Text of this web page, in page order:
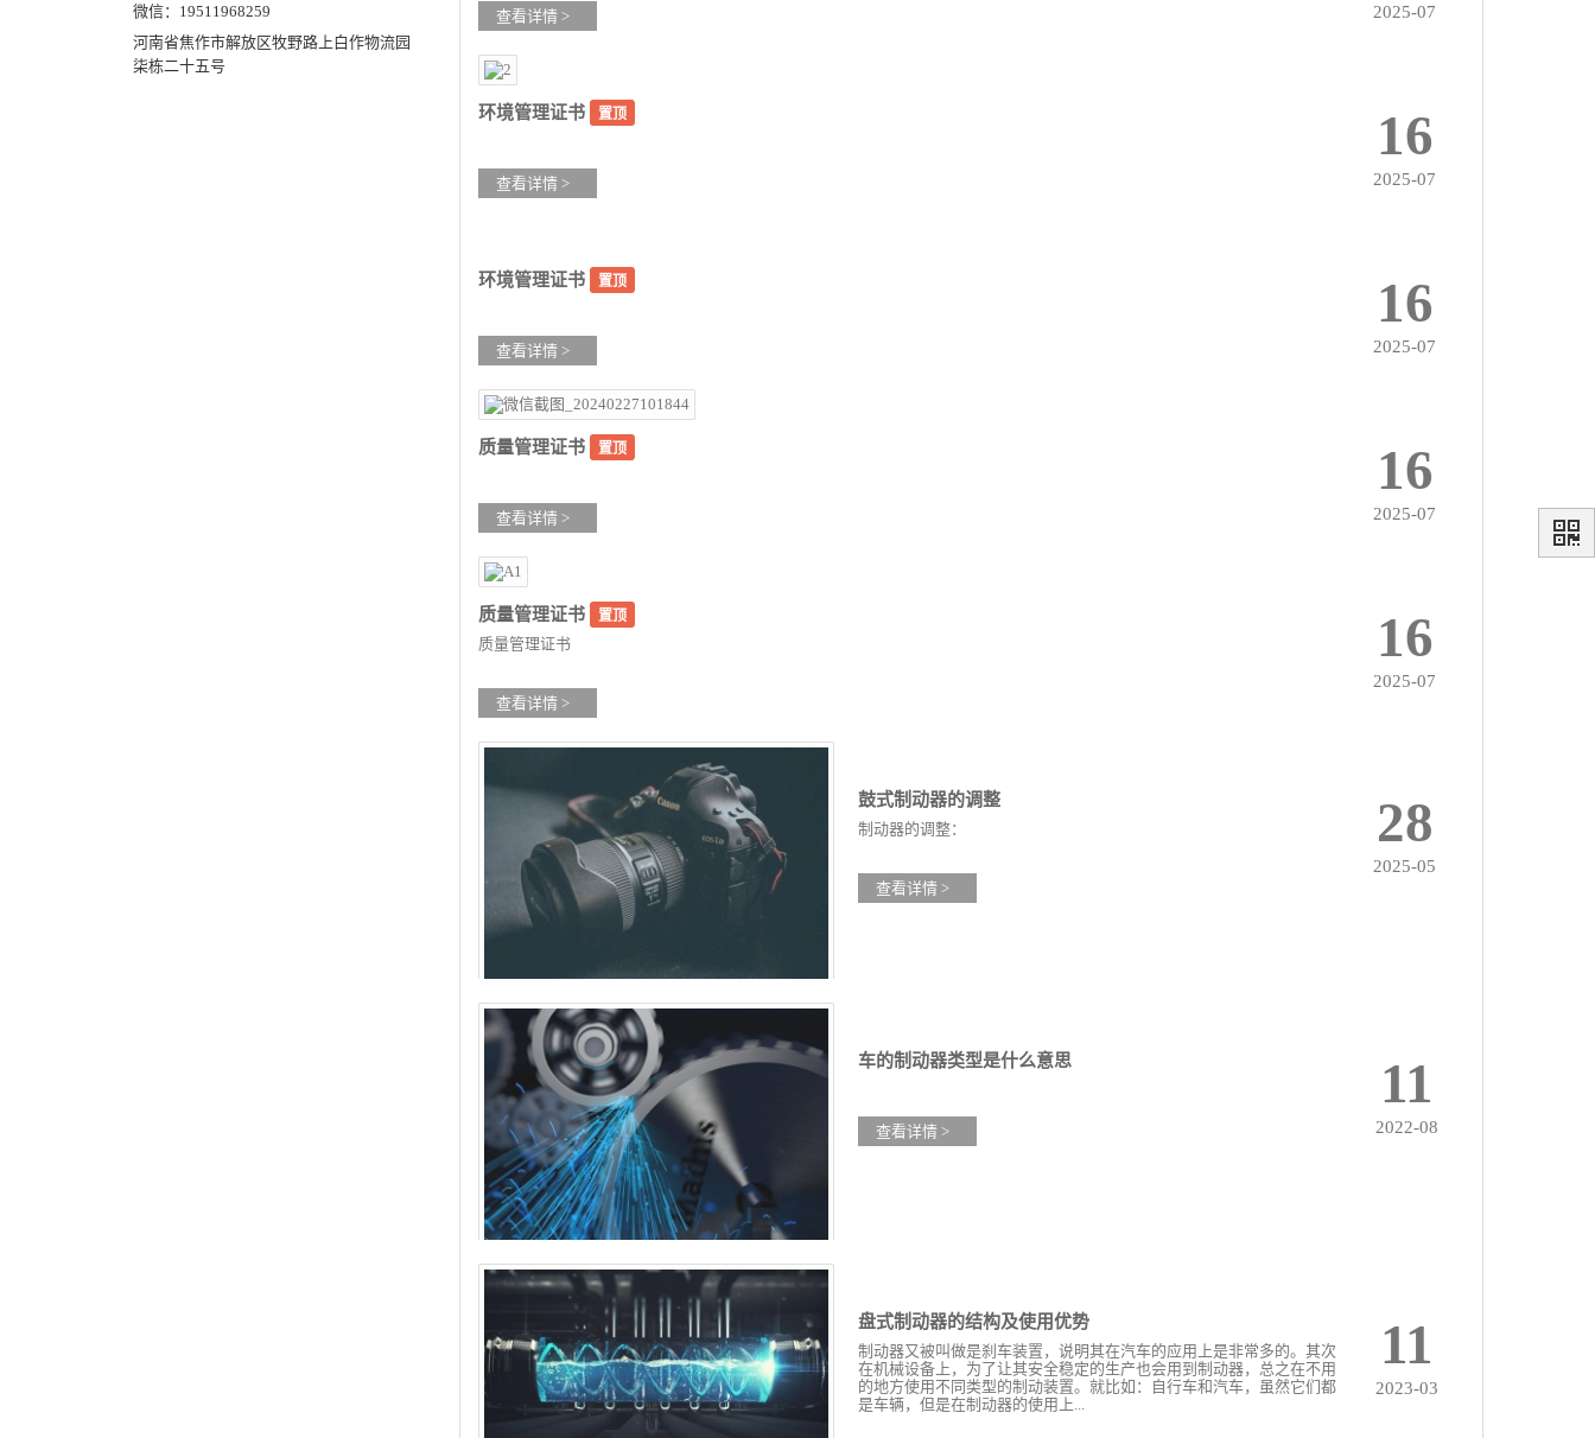
2025-07
查看详情 >
16
2025-07
环境管理证书 置顶
查看详情 >
16
2025-07
环境管理证书 置顶
查看详情 >
16
2025-07
质量管理证书 置顶
查看详情 >
16
2025-07
质量管理证书 置顶
质量管理证书
查看详情 >
28
2025-05
鼓式制动器的调整
制动器的调整：
查看详情 >
11
2022-08
车的制动器类型是什么意思
查看详情 >
11
2023-03
盘式制动器的结构及使用优势
制动器又被叫做是刹车装置，说明其在汽车的应用上是非常多的。其次
在机械设备上，为了让其安全稳定的生产也会用到制动器，总之在不用
的地方使用不同类型的制动装置。就比如：自行车和汽车，虽然它们都
是车辆，但是在制动器的使用上...
微信： 19511968259
河南省焦作市解放区牧野路上白作物流园
柒栋二十五号